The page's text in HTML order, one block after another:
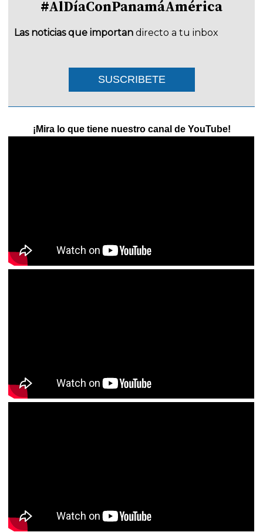
#AlDíaConPanamáAmérica
Las noticias que importan directo a tu inbox
SUSCRIBETE
¡Mira lo que tiene nuestro canal de YouTube!